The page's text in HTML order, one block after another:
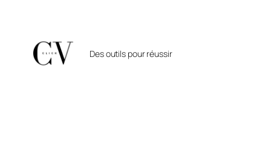
contenu
Des outils pour réussir